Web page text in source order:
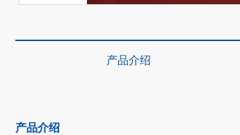
产品介绍
产品介绍